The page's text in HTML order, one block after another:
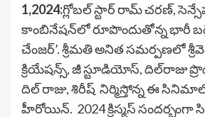
1,2024:గ్లోబల్ స్టార్ రామ్ చరణ్,
కాంబినేషన్‌లో రూపొందుతోన్న భారీ
చేంజర్’. శ్రీమ‌తి అనిత స‌మ‌ర్ప‌ణ‌లో
క్రియేషన్స్, జీ స్టూడియోస్, దిల్‌రాజు
దిల్ రాజు, శిరీష్ నిర్మిస్తోన్న ఈ
హీరోయిన్‌. 2024 క్రిస్మస్ సందర్భంగా